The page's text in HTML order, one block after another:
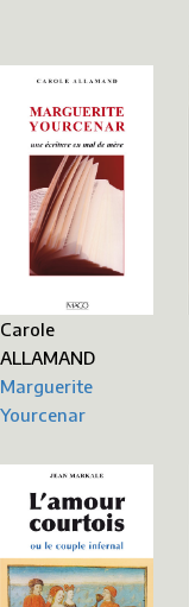
Carole
ALLAMAND
Marguerite
Yourcenar